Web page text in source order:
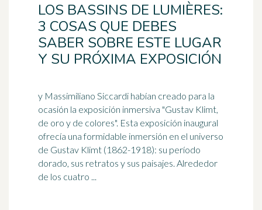
LOS BASSINS DE LUMIÈRES:
3 COSAS QUE DEBES
SABER SOBRE ESTE LUGAR
Y SU PRÓXIMA EXPOSICIÓN
y Massimiliano Siccardi habían creado para la
ocasión la exposición inmersiva "Gustav Klimt,
de oro y de colores". Esta exposición inaugural
ofrecía una formidable inmersión en el universo
de Gustav Klimt (1862-1918): su período
dorado, sus retratos y sus paisajes. Alrededor
de los cuatro ...